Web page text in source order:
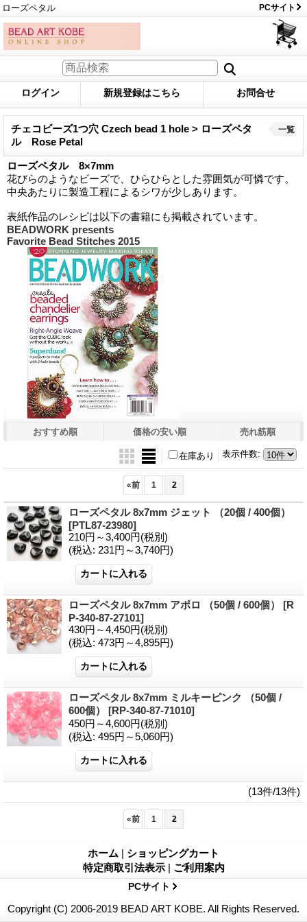
ローズペタル PCサイト
ログイン 新規登録はこちら お問合せ
チェコビーズ1つ穴 Czech bead 1 hole > ローズペタ
ル Rose Petal
ローズペタル 8×7mm
花びらのようなビーズで、ひらひらとした雰囲気が可憐です。
中央あたりに製造工程によるシワが少しあります。
表紙作品のレシピは以下の書籍にも掲載されています。
BEADWORK presents
Favorite Bead Stitches 2015
一覧
おすすめ順 価格の安い順 売れ筋順
表示件数:
在庫あり
«前 1 2
ローズペタル 8x7mm ジェット （20個 / 400個）
[PTL87-23980]
210円～3,400円(税別)
(税込: 231円～3,740円)
ローズペタル 8x7mm アポロ （50個 / 600個） [R
P-340-87-27101]
430円～4,450円(税別)
(税込: 473円～4,895円)
ローズペタル 8x7mm ミルキーピンク （50個 /
600個） [RP-340-87-71010]
450円～4,600円(税別)
(税込: 495円～5,060円)
(13件/13件)
«前 1 2
ホーム | ショッピングカート
特定商取引法表示 | ご利用案内
PCサイト
Copyright (C) 2006-2019 BEAD ART KOBE. All Rights Reserved.